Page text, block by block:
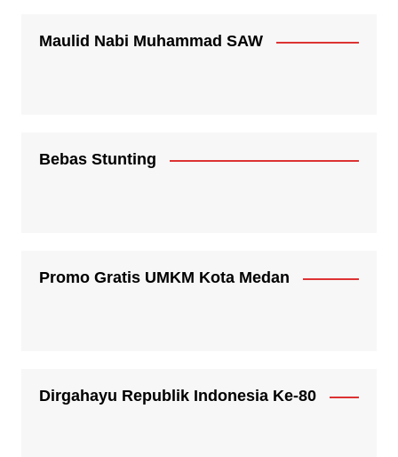
Maulid Nabi Muhammad SAW
Bebas Stunting
Promo Gratis UMKM Kota Medan
Dirgahayu Republik Indonesia Ke-80